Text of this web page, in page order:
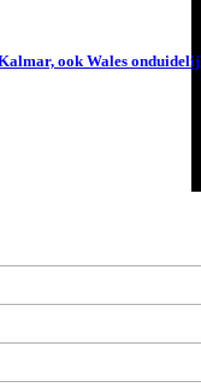
ook Wales